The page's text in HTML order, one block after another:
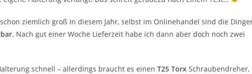
ziemlich groß in diesem Jahr, selbst im Onlinehandel sind die
. Nach gut einer Woche Lieferzeit habe ich dann aber doch noch zwei
schnell – allerdings braucht es einen T25 Torx Schraubendreher,